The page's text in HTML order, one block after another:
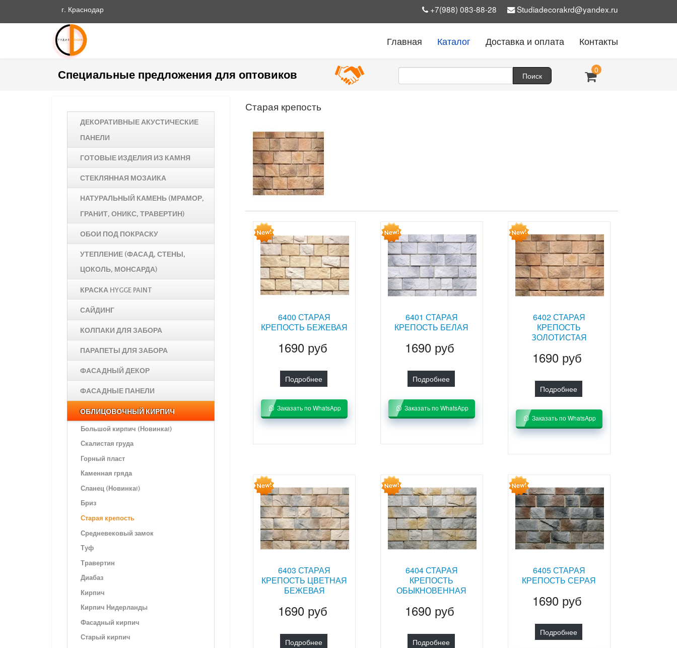
г. Краснодар +7(988) 083-88-28 Studiadecorakrd@yandex.ru
Главная Каталог Доставка и оплата Контакты
Специальные предложения для оптовиков 0
ДЕКОРАТИВНЫЕ АКУСТИЧЕСКИЕ
ПАНЕЛИ
ГОТОВЫЕ ИЗДЕЛИЯ ИЗ КАМНЯ
СТЕКЛЯННАЯ МОЗАИКА
НАТУРАЛЬНЫЙ КАМЕНЬ (МРАМОР,
ГРАНИТ, ОНИКС, ТРАВЕРТИН)
ОБОИ ПОД ПОКРАСКУ
УТЕПЛЕНИЕ (ФАСАД, СТЕНЫ,
ЦОКОЛЬ, МОНСАРДА)
КРАСКА HYGGE PAINT
САЙДИНГ
КОЛПАКИ ДЛЯ ЗАБОРА
ПАРАПЕТЫ ДЛЯ ЗАБОРА
ФАСАДНЫЙ ДЕКОР
ФАСАДНЫЕ ПАНЕЛИ
ОБЛИЦОВОЧНЫЙ КИРПИЧ
Большой кирпич (Новинка!)
Скалистая груда
Горный пласт
Каменная гряда
Сланец (Новинка!)
Бриз
Старая крепость
Средневековый замок
Туф
Травертин
Диабаз
Кирпич
Кирпич Нидерланды
Фасадный кирпич
Старый кирпич
Старая крепость
6400 СТАРАЯ
КРЕПОСТЬ БЕЖЕВАЯ
1690 руб
Подробнее
Заказать по WhatsApp
6401 СТАРАЯ
КРЕПОСТЬ БЕЛАЯ
1690 руб
Подробнее
Заказать по WhatsApp
6402 СТАРАЯ
КРЕПОСТЬ
ЗОЛОТИСТАЯ
1690 руб
Подробнее
Заказать по WhatsApp
6403 СТАРАЯ
КРЕПОСТЬ ЦВЕТНАЯ
БЕЖЕВАЯ
1690 руб
Подробнее
6404 СТАРАЯ
КРЕПОСТЬ
ОБЫКНОВЕННАЯ
1690 руб
Подробнее
6405 СТАРАЯ
КРЕПОСТЬ СЕРАЯ
1690 руб
Подробнее